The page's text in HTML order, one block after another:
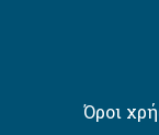
Όροι